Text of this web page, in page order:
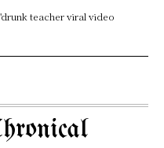
teacher viral video